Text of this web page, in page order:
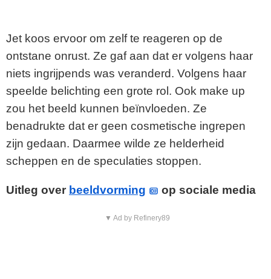
Jet koos ervoor om zelf te reageren op de
ontstane onrust. Ze gaf aan dat er volgens haar
niets ingrijpends was veranderd. Volgens haar
speelde belichting een grote rol. Ook make up
zou het beeld kunnen beïnvloeden. Ze
benadrukte dat er geen cosmetische ingrepen
zijn gedaan. Daarmee wilde ze helderheid
scheppen en de speculaties stoppen.
Uitleg over beeldvorming op sociale media
▼ Ad by Refinery89